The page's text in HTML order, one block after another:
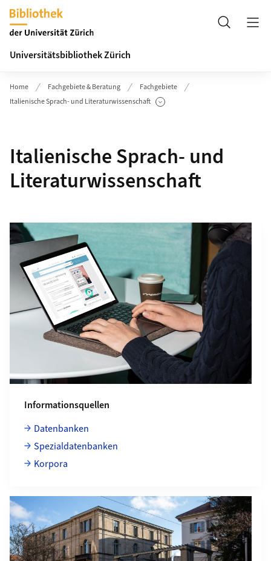
Header
Suche
Universitätsbibliothek Zürich
Home Fachgebiete & Beratung
Fachgebiete
Italienische Sprach- und Literaturwissenschaft
Unterseiten anzeigen
Italienische Sprach- und
Literaturwissenschaft
Grid containing content elements
Informationsquellen
Datenbanken
Spezialdatenbanken
Korpora